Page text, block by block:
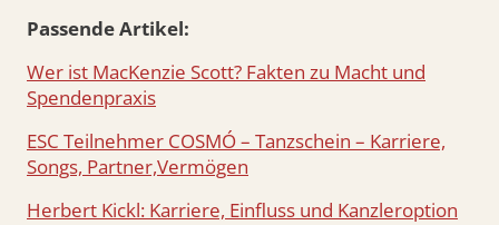
Passende Artikel:
Wer ist MacKenzie Scott? Fakten zu Macht und
Spendenpraxis
ESC Teilnehmer COSMÓ – Tanzschein – Karriere,
Songs, Partner,Vermögen
Herbert Kickl: Karriere, Einfluss und Kanzleroption